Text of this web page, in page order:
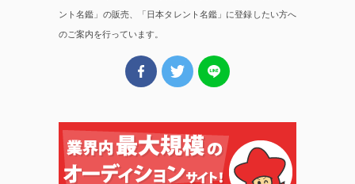
ント名鑑」の販売、「日本タレント名鑑」に登録したい方へ
のご案内を行っています。